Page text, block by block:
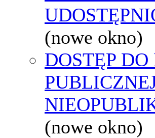
(nowe okno)
DOSTĘP
(nowe okno)